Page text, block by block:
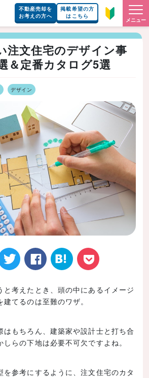
不動産売却を
お考えの方へ
掲載希望の方
はこちら
メニュー
注文住宅のデザイン事
＆定番カタログ5選
デザイン
er
Face
book
はてなブ
ックマー
Poke
t
と考えたとき、頭の中にあるイメージ
てるのは至難のワザ。
はもちろん、建築家や設計士と打ち合
らの下地は必要不可欠ですよね。
を参考にするように、注文住宅のカタ